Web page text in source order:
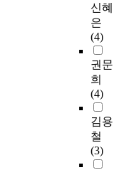
신혜
은
(4)
권문
희
(4)
김용
철
(3)